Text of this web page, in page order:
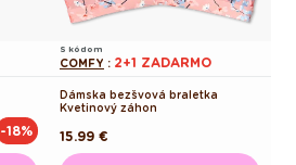
-18%
S kódom
COMFY : 2+1 ZADARMO
Dámska bezšvová braletka
Kvetinový záhon
Pôvodná
cena
15.99 €